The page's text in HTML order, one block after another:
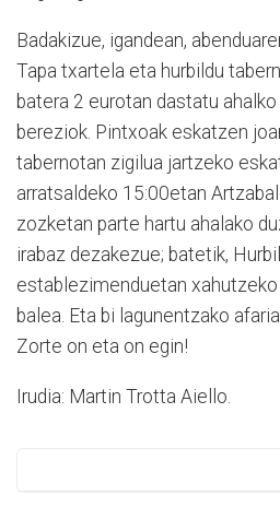
Badakizue, igandean,
Tapa txartela eta hurbildu
batera 2 eurotan dastatu
bereziok. Pintxoak eskatzen
tabernotan zigilua jartzeko
arratsaldeko 15:00etan
zozketan parte hartu ahalako
irabaz dezakezue; batetik,
establezimenduetan
balea. Eta bi lagunentzako
Zorte on eta on egin!
Irudia: Martin Trotta Aiello.